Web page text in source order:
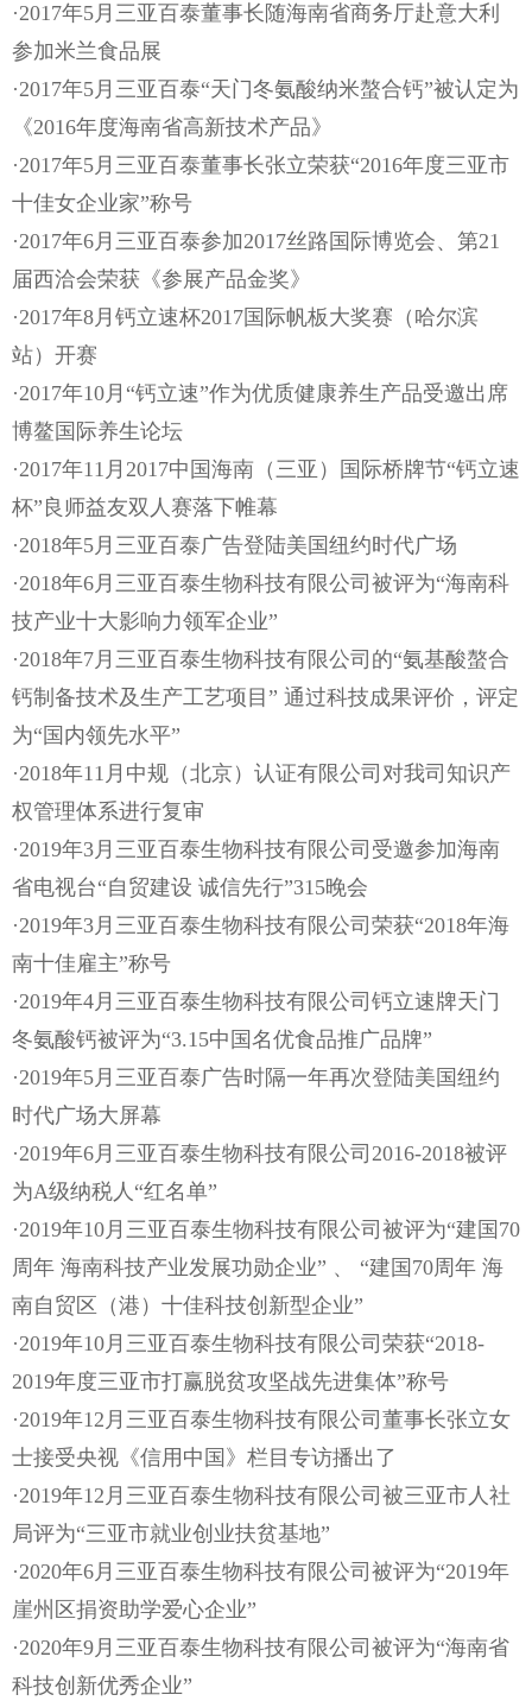
·2017年5月三亚百泰董事长随海南省商务厅赴意大利
参加米兰食品展
·2017年5月三亚百泰“天门冬氨酸纳米螯合钙”被认定为
《2016年度海南省高新技术产品》
·2017年5月三亚百泰董事长张立荣获“2016年度三亚市
十佳女企业家”称号
·2017年6月三亚百泰参加2017丝路国际博览会、第21
届西洽会荣获《参展产品金奖》
·2017年8月钙立速杯2017国际帆板大奖赛（哈尔滨
站）开赛
·2017年10月“钙立速”作为优质健康养生产品受邀出席
博鳌国际养生论坛
·2017年11月2017中国海南（三亚）国际桥牌节“钙立速
杯”良师益友双人赛落下帷幕
·2018年5月三亚百泰广告登陆美国纽约时代广场
·2018年6月三亚百泰生物科技有限公司被评为“海南科
技产业十大影响力领军企业”
·2018年7月三亚百泰生物科技有限公司的“氨基酸螯合
钙制备技术及生产工艺项目” 通过科技成果评价，评定
为“国内领先水平”
·2018年11月中规（北京）认证有限公司对我司知识产
权管理体系进行复审
·2019年3月三亚百泰生物科技有限公司受邀参加海南
省电视台“自贸建设 诚信先行”315晚会
·2019年3月三亚百泰生物科技有限公司荣获“2018年海
南十佳雇主”称号
·2019年4月三亚百泰生物科技有限公司钙立速牌天门
冬氨酸钙被评为“3.15中国名优食品推广品牌”
·2019年5月三亚百泰广告时隔一年再次登陆美国纽约
时代广场大屏幕
·2019年6月三亚百泰生物科技有限公司2016-2018被评
为A级纳税人“红名单”
·2019年10月三亚百泰生物科技有限公司被评为“建国70
周年 海南科技产业发展功勋企业” 、 “建国70周年 海
南自贸区（港）十佳科技创新型企业”
·2019年10月三亚百泰生物科技有限公司荣获“2018-
2019年度三亚市打赢脱贫攻坚战先进集体”称号
·2019年12月三亚百泰生物科技有限公司董事长张立女
士接受央视《信用中国》栏目专访播出了
·2019年12月三亚百泰生物科技有限公司被三亚市人社
局评为“三亚市就业创业扶贫基地”
·2020年6月三亚百泰生物科技有限公司被评为“2019年
崖州区捐资助学爱心企业”
·2020年9月三亚百泰生物科技有限公司被评为“海南省
科技创新优秀企业”